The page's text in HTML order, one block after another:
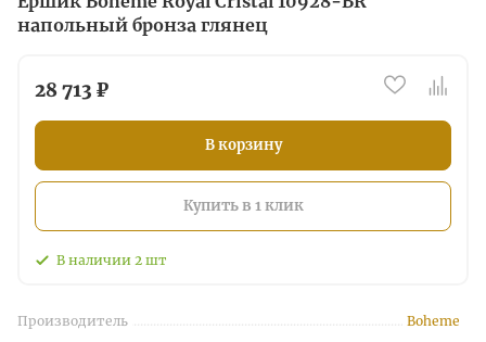
напольный бронза глянец
28 713 ₽
В корзину
Купить в 1 клик
В наличии 2 шт
Производитель Boheme